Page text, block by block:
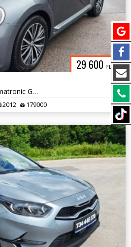
29 600 PLN
105Ps. Panora Dach Klkimatronic Grzane Fotele 2012
2012 179000